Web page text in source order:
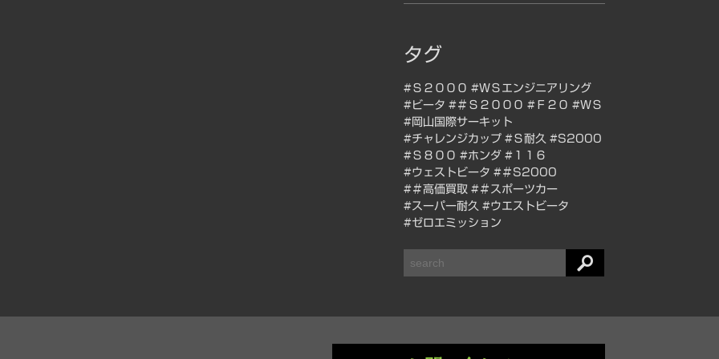
タグ
#Ｓ２０００ #ＷＳエンジニアリング
#ビータ #＃Ｓ２０００ #Ｆ２０ #ＷＳ
#岡山国際サーキット
#チャレンジカップ #Ｓ耐久 #S2000
#Ｓ８００ #ホンダ #１１６
#ウェストビータ #＃S2000
#＃高価買取 #＃スポーツカー
#スーパー耐久 #ウエストビータ
#ゼロエミッション
索